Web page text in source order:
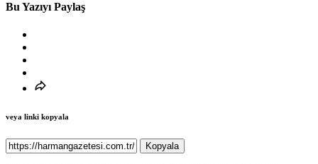
Bu Yazıyı Paylaş
veya linki kopyala
Kopyala